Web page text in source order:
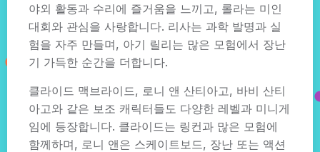
야외 활동과 수리에 즐거움을 느끼고, 롤라는 미인
대회와 관심을 사랑합니다. 리사는 과학 발명과 실
험을 자주 만들며, 아기 릴리는 많은 모험에서 장난
기 가득한 순간을 더합니다.
클라이드 맥브라이드, 로니 앤 산티아고, 바비 산티
아고와 같은 보조 캐릭터들도 다양한 레벨과 미니게
임에 등장합니다. 클라이드는 링컨과 많은 모험에
함께하며, 로니 앤은 스케이트보드, 장난 또는 액션